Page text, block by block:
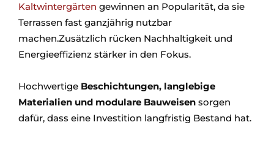
Kaltwintergärten gewinnen an Popularität, da sie
Terrassen fast ganzjährig nutzbar
machen.Zusätzlich rücken Nachhaltigkeit und
Energieeffizienz stärker in den Fokus.
Hochwertige Beschichtungen, langlebige
Materialien und modulare Bauweisen sorgen
dafür, dass eine Investition langfristig Bestand hat.